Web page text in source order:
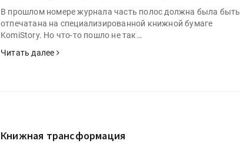
В прошлом номере журнала часть полос должна была быть
отпечатана на специализированной книжной бумаге
KomiStory. Но что-то пошло не так…
Читать далее
Книжная трансформация